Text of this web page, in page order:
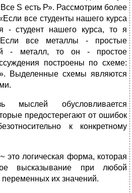
S есть Р». Рассмотрим более
все студенты нашего курса
- сту­дент нашего курса, то я
все металлы - про­стые
- металл, то он - простое
построены по схеме:
Выделенные схемы являются
мыслей обусловливается
предостерегают от ошибок
к конкретному
это логическая форма, которая
высказывание при любой
переменных их значений.